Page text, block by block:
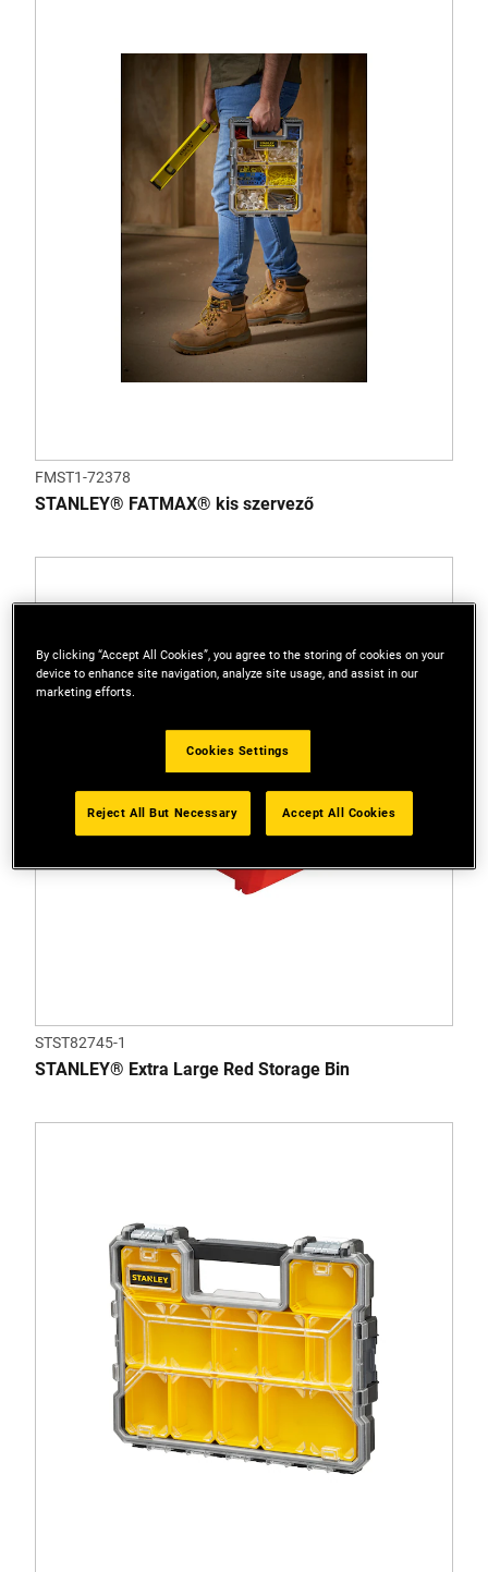
FMST1-72378
STANLEY® FATMAX® kis szervező
STST82745-1
STANLEY® Extra Large Red Storage Bin
By clicking “Accept All Cookies”, you agree to the storing of cookies on your
device to enhance site navigation, analyze site usage, and assist in our
marketing efforts.
Cookies Settings
Reject All But Necessary Accept All Cookies